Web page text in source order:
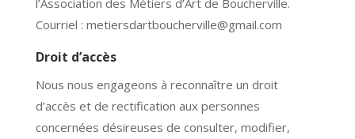
Courriel : metiersdartboucherville@gmail.com
Droit d’accès
Nous nous engageons à reconnaître un droit
d’accès et de rectification aux personnes
concernées désireuses de consulter, modifier,